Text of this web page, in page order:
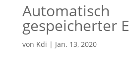
Automatisch
gespeicherter
von Kdi | Jan. 13, 2020